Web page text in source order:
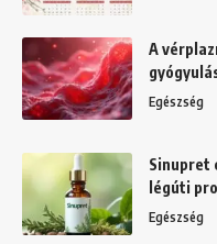
A
Egészség
Sinupret
légúti
Egészség